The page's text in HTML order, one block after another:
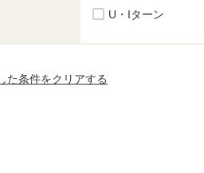
U・Iターン